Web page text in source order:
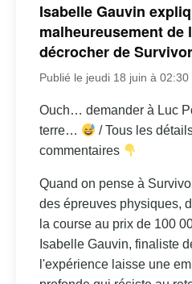
Isabelle Gauvin
malheureusement de
décrocher de Survivor
Publié le jeudi 18 juin à 02:30
Ouch… demander à Luc
terre…
/ Tous les
commentaires
Quand on pense à
des épreuves physiques,
la course au prix de 100
Isabelle Gauvin, finaliste
l'expérience laisse une